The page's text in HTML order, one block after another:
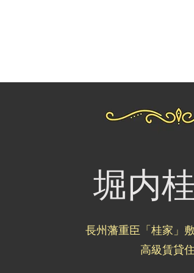
堀内
長州藩重臣「桂家」
高級賃貸住